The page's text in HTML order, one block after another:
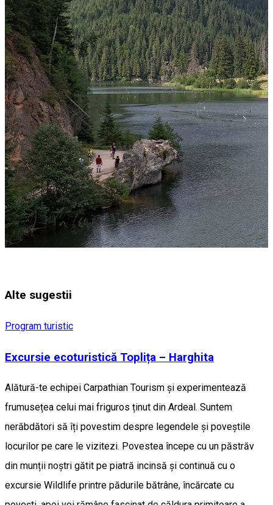
Alte sugestii
Program turistic
Excursie ecoturistică Toplița – Harghita
Alătură-te echipei Carpathian Tourism și experimentează
frumusețea celui mai friguros ținut din Ardeal. Suntem
nerăbdători să îți povestim despre legendele și poveștile
locurilor pe care le vizitezi. Povestea începe cu un păstrăv
din munții noștri gătit pe piatră incinsă și continuă cu o
excursie Wildlife printre pădurile bătrâne, încărcate cu